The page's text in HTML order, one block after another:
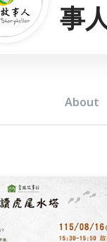
事
About